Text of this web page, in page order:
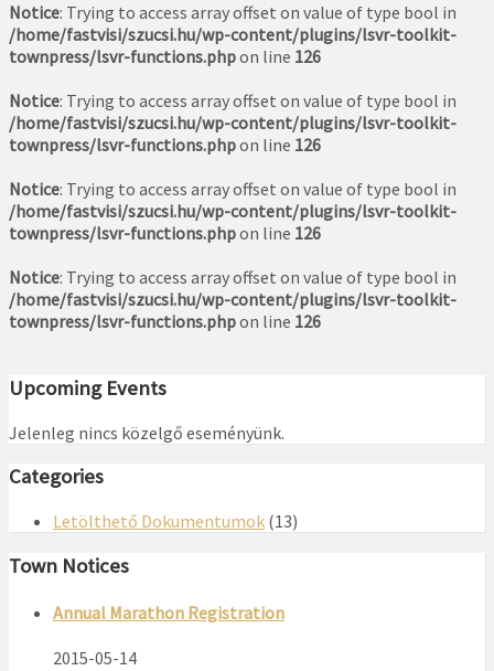
Notice: Trying to access array offset on value of type bool in
/home/fastvisi/szucsi.hu/wp-content/plugins/lsvr-toolkit-
townpress/lsvr-functions.phpon line 126
Notice: Trying to access array offset on value of type bool in
/home/fastvisi/szucsi.hu/wp-content/plugins/lsvr-toolkit-
townpress/lsvr-functions.phpon line 126
Notice: Trying to access array offset on value of type bool in
/home/fastvisi/szucsi.hu/wp-content/plugins/lsvr-toolkit-
townpress/lsvr-functions.phpon line 126
Notice: Trying to access array offset on value of type bool in
/home/fastvisi/szucsi.hu/wp-content/plugins/lsvr-toolkit-
townpress/lsvr-functions.phpon line 126
Upcoming Events
Jelenleg nincs közelgő eseményünk.
Categories
Letölthető Dokumentumok (13)
Town Notices
Annual Marathon Registration
2015-05-14